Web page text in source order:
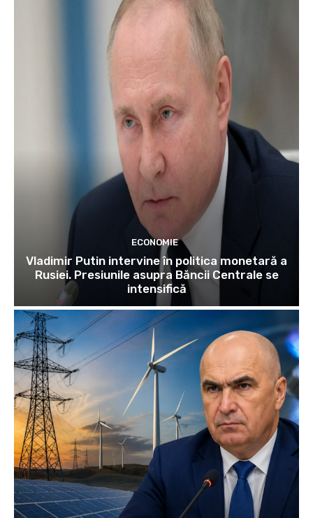
ECONOMIE
Vladimir Putin intervine în politica monetară a
Rusiei. Presiunile asupra Băncii Centrale se
intensifică